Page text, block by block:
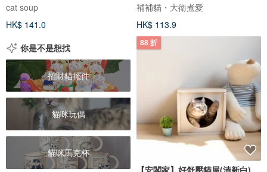
cat soup
HK$ 141.0
補補貓・大衛煮愛
HK$ 113.9
你是不是想找
招財貓擺件
貓咪玩偶
貓咪馬克杯
88 折
【安閣家】好舒壓貓屋(清新白)